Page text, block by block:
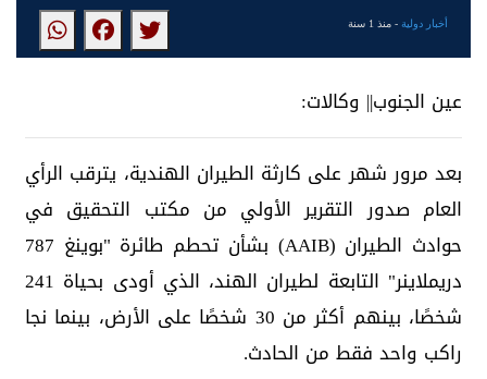
أخبار دولية- منذ 1 سنة
عين الجنوب|| وكالات:
بعد مرور شهر على كارثة الطيران الهندية، يترقب الرأي
العام صدور التقرير الأولي من مكتب التحقيق في
حوادث الطيران (AAIB) بشأن تحطم طائرة "بوينغ 787
دريملاينر" التابعة لطيران الهند، الذي أودى بحياة 241
شخصًا، بينهم أكثر من 30 شخصًا على الأرض، بينما نجا
راكب واحد فقط من الحادث.